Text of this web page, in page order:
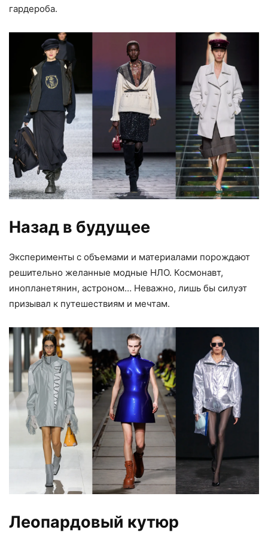
гардероба.
Назад в будущее
Эксперименты с объемами и материалами порождают
решительно желанные модные НЛО. Космонавт,
инопланетянин, астроном… Неважно, лишь бы силуэт
призывал к путешествиям и мечтам.
Леопардовый кутюр